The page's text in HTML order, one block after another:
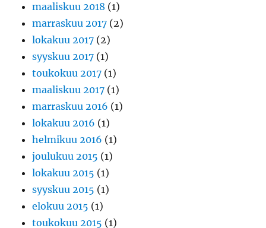
maaliskuu 2018 (1)
marraskuu 2017 (2)
lokakuu 2017 (2)
syyskuu 2017 (1)
toukokuu 2017 (1)
maaliskuu 2017 (1)
marraskuu 2016 (1)
lokakuu 2016 (1)
helmikuu 2016 (1)
joulukuu 2015 (1)
lokakuu 2015 (1)
syyskuu 2015 (1)
elokuu 2015 (1)
toukokuu 2015 (1)